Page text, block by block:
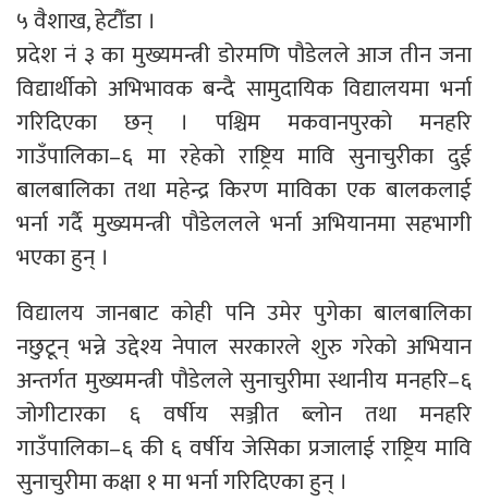
५ वैशाख, हेटौँडा ।
प्रदेश नं ३ का मुख्यमन्त्री डोरमणि पौडेलले आज तीन जना
विद्यार्थीको अभिभावक बन्दै सामुदायिक विद्यालयमा भर्ना
गरिदिएका छन् । पश्चिम मकवानपुरको मनहरि
गाउँपालिका–६ मा रहेको राष्ट्रिय मावि सुनाचुरीका दुई
बालबालिका तथा महेन्द्र किरण माविका एक बालकलाई
भर्ना गर्दै मुख्यमन्त्री पौडेललले भर्ना अभियानमा सहभागी
भएका हुन् ।
विद्यालय जानबाट कोही पनि उमेर पुगेका बालबालिका
नछुटून् भन्ने उद्देश्य नेपाल सरकारले शुरु गरेको अभियान
अन्तर्गत मुख्यमन्त्री पौडेलले सुनाचुरीमा स्थानीय मनहरि–६
जोगीटारका ६ वर्षीय सञ्जीत ब्लोन तथा मनहरि
गाउँपालिका–६ की ६ वर्षीय जेसिका प्रजालाई राष्ट्रिय मावि
सुनाचुरीमा कक्षा १ मा भर्ना गरिदिएका हुन् ।